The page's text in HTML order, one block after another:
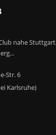
nahe
Str. 6
Karlsruhe)